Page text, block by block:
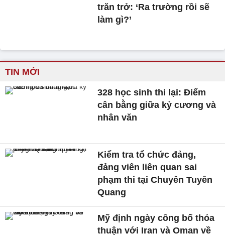
trăn trở: ‘Ra trường rồi sẽ
làm gì?’
TIN MỚI
328 học sinh thi lại: Điểm
cân bằng giữa kỷ cương và
nhân văn
Kiểm tra tổ chức đảng,
đảng viên liên quan sai
phạm thi tại Chuyên Tuyên
Quang
Mỹ định ngày công bố thỏa
thuận với Iran và Oman về